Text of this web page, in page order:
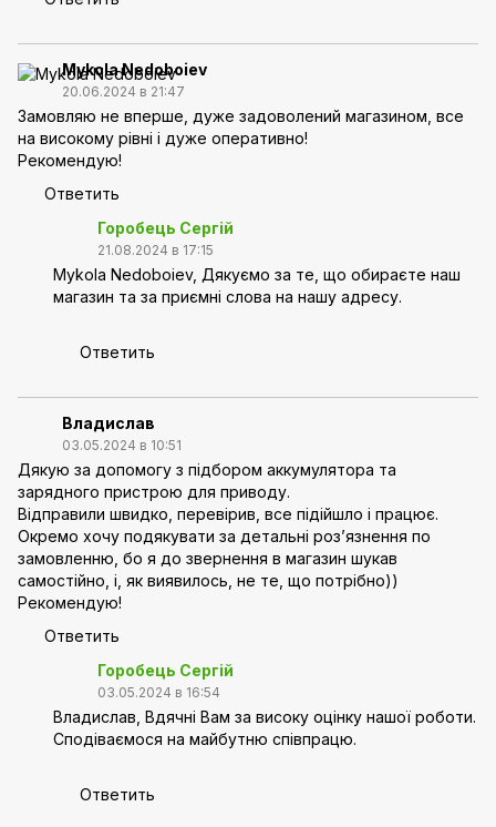
Mykola Nedoboiev
20.06.2024 в 21:47
Замовляю не вперше, дуже задоволений магазином, все
на високому рівні і дуже оперативно!
Рекомендую!
Ответить
Горобець Сергій
21.08.2024 в 17:15
Mykola Nedoboiev, Дякуємо за те, що обираєте наш
магазин та за приємні слова на нашу адресу.
Ответить
Владислав
03.05.2024 в 10:51
Дякую за допомогу з підбором аккумулятора та
зарядного пристрою для приводу.
Відправили швидко, перевірив, все підійшло і працює.
Окремо хочу подякувати за детальні розʼязнення по
замовленню, бо я до звернення в магазин шукав
самостійно, і, як виявилось, не те, що потрібно))
Рекомендую!
Ответить
Горобець Сергій
03.05.2024 в 16:54
Владислав, Вдячні Вам за високу оцінку нашої роботи.
Сподіваємося на майбутню співпрацю.
Ответить